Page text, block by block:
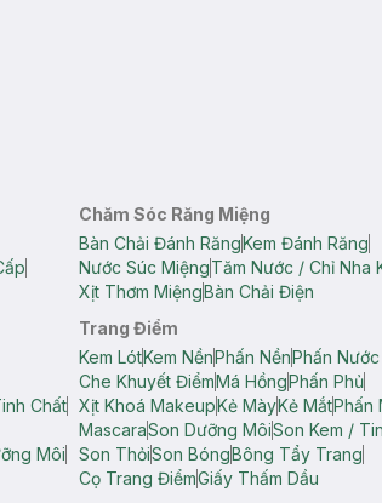
Chăm Sóc Răng Miệng
Bàn Chải Đánh RăngKem Đánh Răng
Nước Súc MiệngTăm Nước / Chỉ Nha
Xịt Thơm MiệngBàn Chải Điện
Chất
Môi
Trang Điểm
Kem LótKem NềnPhấn NềnPhấn
Che Khuyết ĐiểmMá HồngPhấn Phủ
Xịt Khoá MakeupKẻ MàyKẻ MắtPhấn
MascaraSon Dưỡng MôiSon Kem /
Son ThỏiSon BóngBông Tẩy Trang
Cọ Trang ĐiểmGiấy Thấm Dầu